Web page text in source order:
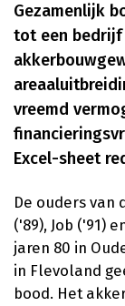
Gezamenlijk
tot een
vreemd
Excel-sheet
De ouders van
('89), Job ('91)
jaren 80 in
in Flevoland
bood. Het